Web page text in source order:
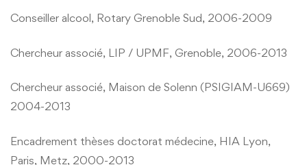
Conseiller alcool, Rotary Grenoble Sud, 2006-2009
Chercheur associé, LIP / UPMF, Grenoble, 2006-2013
Chercheur associé, Maison de Solenn (PSIGIAM-U669)
2004-2013
Encadrement thèses doctorat médecine, HIA Lyon,
Paris, Metz, 2000-2013